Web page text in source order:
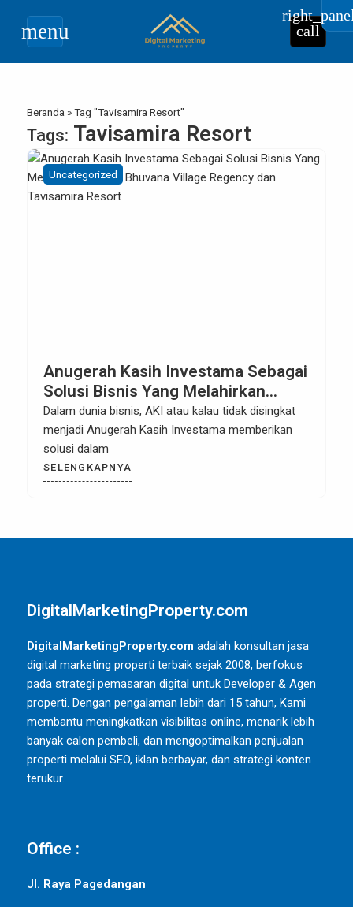
menu call
Beranda »Tag "Tavisamira Resort"
Tags: Tavisamira Resort
Uncategorized
Anugerah Kasih Investama Sebagai
Solusi Bisnis Yang Melahirkan
Produk Bhuvana Village Regency
dan Tavisamira Resort
Dalam dunia bisnis, AKI atau kalau tidak disingkat
menjadi Anugerah Kasih Investama memberikan
solusi dalam
SELENGKAPNYA
DigitalMarketingProperty.com
DigitalMarketingProperty.com adalah konsultan jasa
digital marketing properti terbaik sejak 2008, berfokus
pada strategi pemasaran digital untuk Developer & Agen
properti. Dengan pengalaman lebih dari 15 tahun, Kami
membantu meningkatkan visibilitas online, menarik lebih
banyak calon pembeli, dan mengoptimalkan penjualan
properti melalui SEO, iklan berbayar, dan strategi konten
terukur.
Office :
Jl. Raya Pagedangan